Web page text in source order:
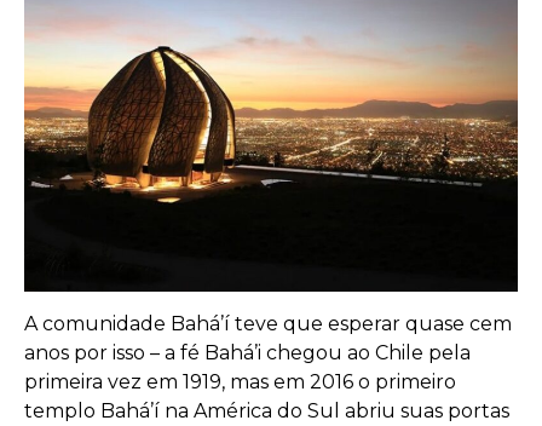
A comunidade Bahá’í teve que esperar quase cem
anos por isso – a fé Bahá’i chegou ao Chile pela
primeira vez em 1919, mas em 2016 o primeiro
templo Bahá’í na América do Sul abriu suas portas